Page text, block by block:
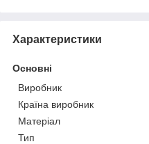
Характеристики
Основні
Виробник
Країна виробник
Матеріал
Тип